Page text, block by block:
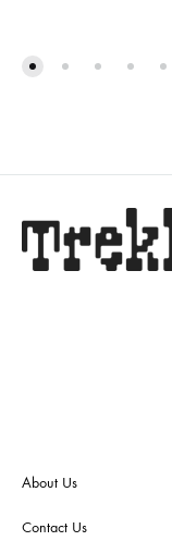
About Us
Contact Us